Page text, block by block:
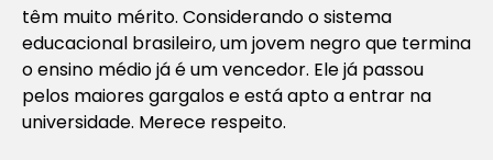
têm muito mérito. Considerando o sistema
educacional brasileiro, um jovem negro que termina
o ensino médio já é um vencedor. Ele já passou
pelos maiores gargalos e está apto a entrar na
universidade. Merece respeito.